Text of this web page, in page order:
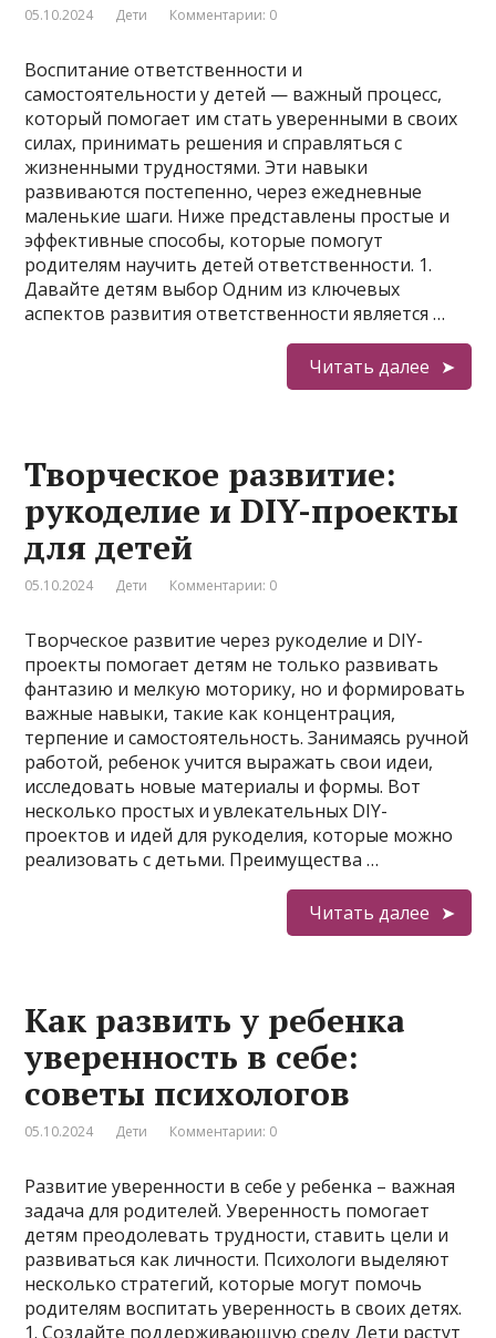
05.10.2024 Дети Комментарии: 0
Воспитание ответственности и
самостоятельности у детей — важный процесс,
который помогает им стать уверенными в своих
силах, принимать решения и справляться с
жизненными трудностями. Эти навыки
развиваются постепенно, через ежедневные
маленькие шаги. Ниже представлены простые и
эффективные способы, которые помогут
родителям научить детей ответственности. 1.
Давайте детям выбор Одним из ключевых
аспектов развития ответственности является …
Читать далее
Творческое развитие:
рукоделие и DIY-проекты
для детей
05.10.2024 Дети Комментарии: 0
Творческое развитие через рукоделие и DIY-
проекты помогает детям не только развивать
фантазию и мелкую моторику, но и формировать
важные навыки, такие как концентрация,
терпение и самостоятельность. Занимаясь ручной
работой, ребенок учится выражать свои идеи,
исследовать новые материалы и формы. Вот
несколько простых и увлекательных DIY-
проектов и идей для рукоделия, которые можно
реализовать с детьми. Преимущества …
Читать далее
Как развить у ребенка
уверенность в себе:
советы психологов
05.10.2024 Дети Комментарии: 0
Развитие уверенности в себе у ребенка – важная
задача для родителей. Уверенность помогает
детям преодолевать трудности, ставить цели и
развиваться как личности. Психологи выделяют
несколько стратегий, которые могут помочь
родителям воспитать уверенность в своих детях.
1. Создайте поддерживающую среду Дети растут